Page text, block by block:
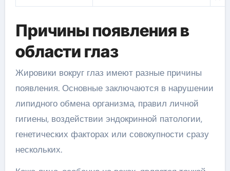
Причины появления в
области глаз
Жировики вокруг глаз имеют разные причины
появления. Основные заключаются в нарушении
липидного обмена организма, правил личной
гигиены, воздействии эндокринной патологии,
генетических факторах или совокупности сразу
нескольких.